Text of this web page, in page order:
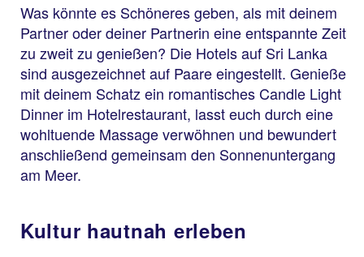
Was könnte es Schöneres geben, als mit deinem
Partner oder deiner Partnerin eine entspannte Zeit
zu zweit zu genießen? Die Hotels auf Sri Lanka
sind ausgezeichnet auf Paare eingestellt. Genieße
mit deinem Schatz ein romantisches Candle Light
Dinner im Hotelrestaurant, lasst euch durch eine
wohltuende Massage verwöhnen und bewundert
anschließend gemeinsam den Sonnenuntergang
am Meer.
Kultur hautnah erleben